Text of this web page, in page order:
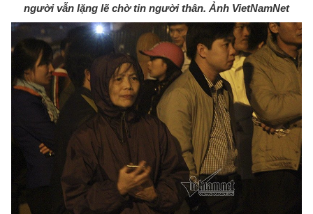
người vẫn lặng lẽ chờ tin người thân. Ảnh VietNamNet